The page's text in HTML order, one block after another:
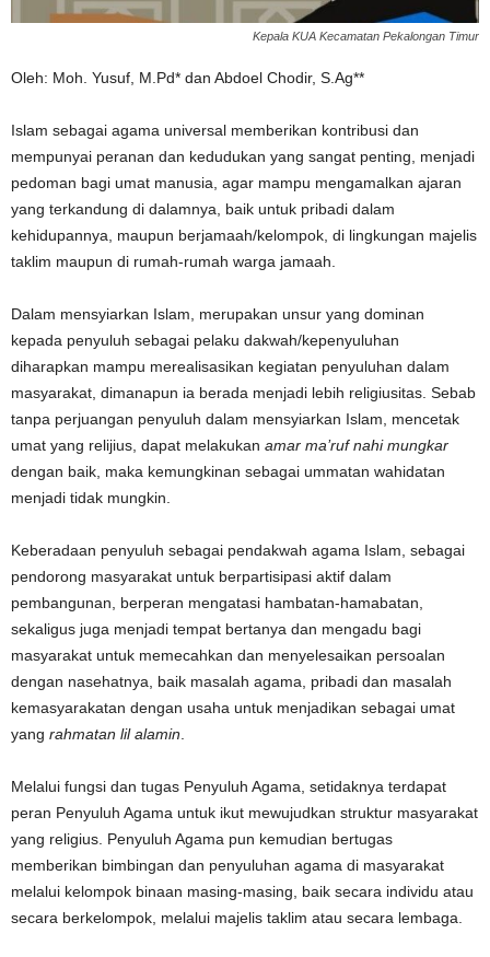
Kepala KUA Kecamatan Pekalongan Timur
Oleh: Moh. Yusuf, M.Pd* dan Abdoel Chodir, S.Ag**
Islam sebagai agama universal memberikan kontribusi dan
mempunyai peranan dan kedudukan yang sangat penting, menjadi
pedoman bagi umat manusia, agar mampu mengamalkan ajaran
yang terkandung di dalamnya, baik untuk pribadi dalam
kehidupannya, maupun berjamaah/kelompok, di lingkungan majelis
taklim maupun di rumah-rumah warga jamaah.
Dalam mensyiarkan Islam, merupakan unsur yang dominan
kepada penyuluh sebagai pelaku dakwah/kepenyuluhan
diharapkan mampu merealisasikan kegiatan penyuluhan dalam
masyarakat, dimanapun ia berada menjadi lebih religiusitas. Sebab
tanpa perjuangan penyuluh dalam mensyiarkan Islam, mencetak
umat yang relijius, dapat melakukan amar ma’ruf nahi mungkar
dengan baik, maka kemungkinan sebagai ummatan wahidatan
menjadi tidak mungkin.
Keberadaan penyuluh sebagai pendakwah agama Islam, sebagai
pendorong masyarakat untuk berpartisipasi aktif dalam
pembangunan, berperan mengatasi hambatan-hamabatan,
sekaligus juga menjadi tempat bertanya dan mengadu bagi
masyarakat untuk memecahkan dan menyelesaikan persoalan
dengan nasehatnya, baik masalah agama, pribadi dan masalah
kemasyarakatan dengan usaha untuk menjadikan sebagai umat
yang rahmatan lil alamin
Melalui fungsi dan tugas Penyuluh Agama, setidaknya terdapat
peran Penyuluh Agama untuk ikut mewujudkan struktur masyarakat
yang religius. Penyuluh Agama pun kemudian bertugas
memberikan bimbingan dan penyuluhan agama di masyarakat
melalui kelompok binaan masing-masing, baik secara individu atau
secara berkelompok, melalui majelis taklim atau secara lembaga.